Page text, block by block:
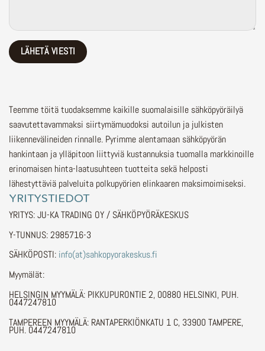
Teemme töitä tuodaksemme kaikille suomalaisille sähköpyöräilyä
saavutettavammaksi siirtymämuodoksi autoilun ja julkisten
liikennevälineiden rinnalle. Pyrimme alentamaan sähköpyörän
hankintaan ja ylläpitoon liittyviä kustannuksia tuomalla markkinoille
erinomaisen hinta-laatusuhteen tuotteita sekä helposti
lähestyttäviä palveluita polkupyörien elinkaaren maksimoimiseksi.
YRITYSTIEDOT
YRITYS: JU-KA TRADING OY / SÄHKÖPYÖRÄKESKUS
Y-TUNNUS: 2985716-3
SÄHKÖPOSTI: info(at)sahkopyorakeskus.fi
Myymälät:
HELSINGIN MYYMÄLÄ: PIKKUPURONTIE 2, 00880 HELSINKI, PUH.
0447247810
TAMPEREEN MYYMÄLÄ: RANTAPERKIÖNKATU 1 C, 33900 TAMPERE,
PUH. 0447247810